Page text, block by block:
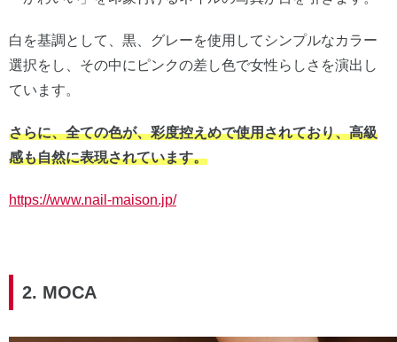
白を基調として、黒、グレーを使用してシンプルなカラー
選択をし、その中にピンクの差し色で女性らしさを演出し
ています。
さらに、全ての色が、彩度控えめで使用されており、高級
感も自然に表現されています。
https://www.nail-maison.jp/
2. MOCA